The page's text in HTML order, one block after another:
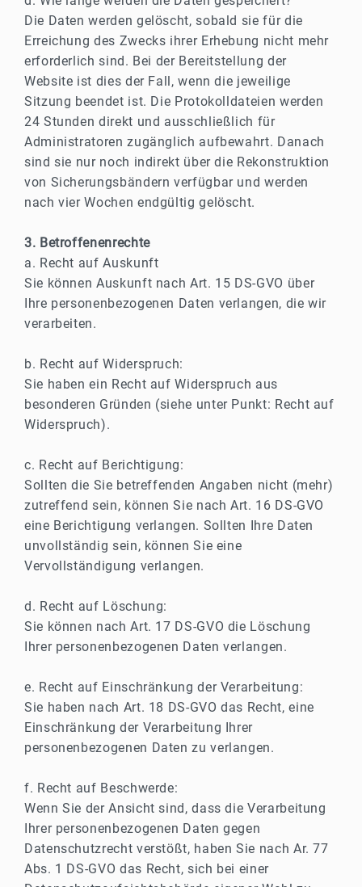
Die Daten werden gelöscht, sobald sie für die
Erreichung des Zwecks ihrer Erhebung nicht mehr
erforderlich sind. Bei der Bereitstellung der
Website ist dies der Fall, wenn die jeweilige
Sitzung beendet ist. Die Protokolldateien werden
24 Stunden direkt und ausschließlich für
Administratoren zugänglich aufbewahrt. Danach
sind sie nur noch indirekt über die Rekonstruktion
von Sicherungsbändern verfügbar und werden
nach vier Wochen endgültig gelöscht.
3. Betroffenenrechte
a. Recht auf Auskunft
Sie können Auskunft nach Art. 15 DS-GVO über
Ihre personenbezogenen Daten verlangen, die wir
verarbeiten.
b. Recht auf Widerspruch:
Sie haben ein Recht auf Widerspruch aus
besonderen Gründen (siehe unter Punkt: Recht auf
Widerspruch).
c. Recht auf Berichtigung:
Sollten die Sie betreffenden Angaben nicht (mehr)
zutreffend sein, können Sie nach Art. 16 DS-GVO
eine Berichtigung verlangen. Sollten Ihre Daten
unvollständig sein, können Sie eine
Vervollständigung verlangen.
d. Recht auf Löschung:
Sie können nach Art. 17 DS-GVO die Löschung
Ihrer personenbezogenen Daten verlangen.
e. Recht auf Einschränkung der Verarbeitung:
Sie haben nach Art. 18 DS-GVO das Recht, eine
Einschränkung der Verarbeitung Ihrer
personenbezogenen Daten zu verlangen.
f. Recht auf Beschwerde:
Wenn Sie der Ansicht sind, dass die Verarbeitung
Ihrer personenbezogenen Daten gegen
Datenschutzrecht verstößt, haben Sie nach Ar. 77
Abs. 1 DS-GVO das Recht, sich bei einer